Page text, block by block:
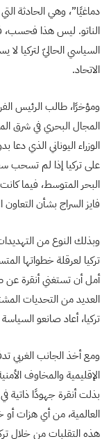
دماغيًا”، وهي الحادثة
الناتو. ليس هذا فحسب،
السياسي الحاليّ لتركيا
الاتحاد.
ومؤخرًا، طالب الرئيس
المجال البحري في شرق
الوزراء اليوناني الذي
على تركيا إذا لم تسحب
البحر المتوسط، فيما
فايز السراج بشأن
وبذلك النوع من
تركيا لعرقلة خطواتها
أمل أن تستغني أنقرة عن
العديد من التحديات
تركيا، أعاد صانعو
ومع أخذ الجانب الغربي
الإقليمية والمخاوف
بذلت أنقرة جهودًا ذاتية
العالمية، من أي هزات
هذه التقلبات من خلال